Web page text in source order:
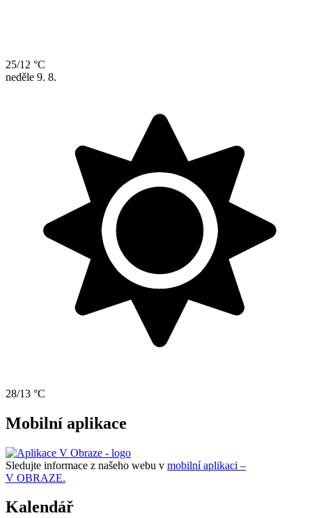
25/12 °C
neděle 9. 8.
28/13 °C
Mobilní aplikace
Sledujte informace z našeho webu v mobilní aplikaci –
V OBRAZE.
Kalendář